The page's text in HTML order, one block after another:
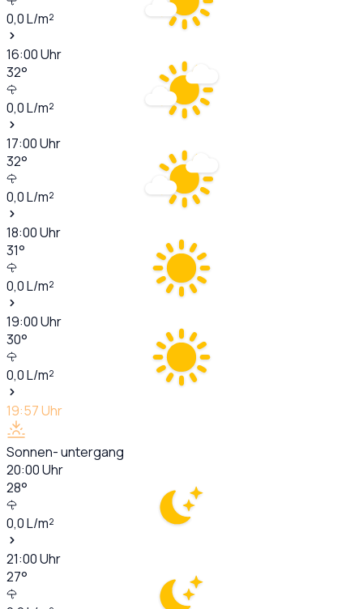
0,0L/m²
16:00Uhr
32°
0,0L/m²
17:00Uhr
32°
0,0L/m²
18:00Uhr
31°
0,0L/m²
19:00Uhr
30°
0,0L/m²
19:57Uhr
Sonnen- untergang
20:00Uhr
28°
0,0L/m²
21:00Uhr
27°